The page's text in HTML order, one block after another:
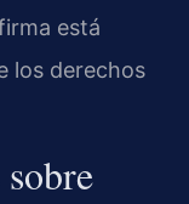
está
los derechos